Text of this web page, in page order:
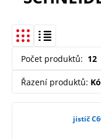
Počet produktů: 12
Řazení produktů:
jistič